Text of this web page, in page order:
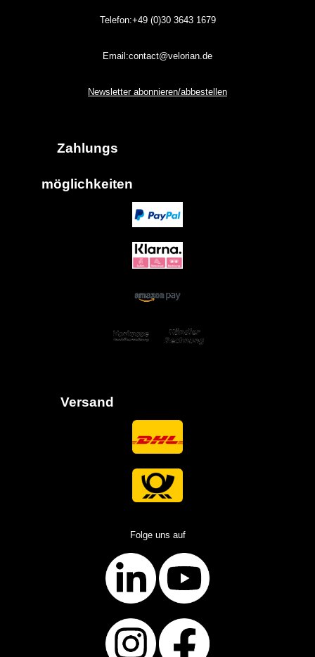
Telefon:+49 (0)3036431679
Email:contact@velorian.de
Newsletter abonnieren/abbestellen
Zahlungs
möglich keiten
Versand
Folge uns auf